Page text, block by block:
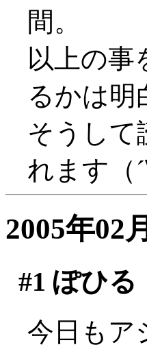
間。
以上の事
るかは明
そうして
れます（
2005年02
#1 ぽひる
今日もア